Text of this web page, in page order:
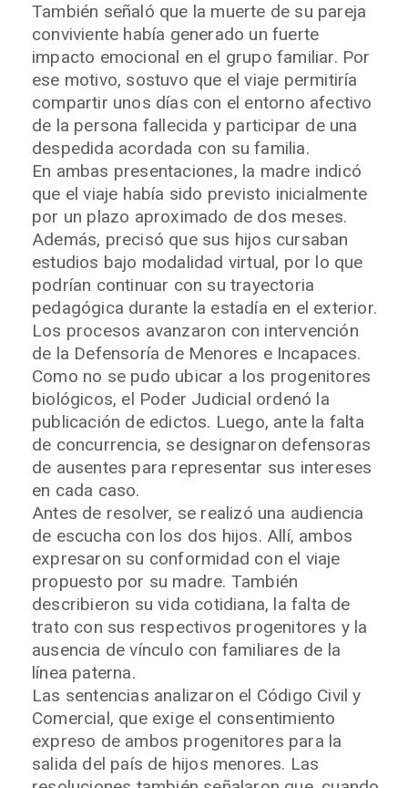
También señaló que la muerte de su pareja
conviviente había generado un fuerte
impacto emocional en el grupo familiar. Por
ese motivo, sostuvo que el viaje permitiría
compartir unos días con el entorno afectivo
de la persona fallecida y participar de una
despedida acordada con su familia.
En ambas presentaciones, la madre indicó
que el viaje había sido previsto inicialmente
por un plazo aproximado de dos meses.
Además, precisó que sus hijos cursaban
estudios bajo modalidad virtual, por lo que
podrían continuar con su trayectoria
pedagógica durante la estadía en el exterior.
Los procesos avanzaron con intervención
de la Defensoría de Menores e Incapaces.
Como no se pudo ubicar a los progenitores
biológicos, el Poder Judicial ordenó la
publicación de edictos. Luego, ante la falta
de concurrencia, se designaron defensoras
de ausentes para representar sus intereses
en cada caso.
Antes de resolver, se realizó una audiencia
de escucha con los dos hijos. Allí, ambos
expresaron su conformidad con el viaje
propuesto por su madre. También
describieron su vida cotidiana, la falta de
trato con sus respectivos progenitores y la
ausencia de vínculo con familiares de la
línea paterna.
Las sentencias analizaron el Código Civil y
Comercial, que exige el consentimiento
expreso de ambos progenitores para la
salida del país de hijos menores. Las